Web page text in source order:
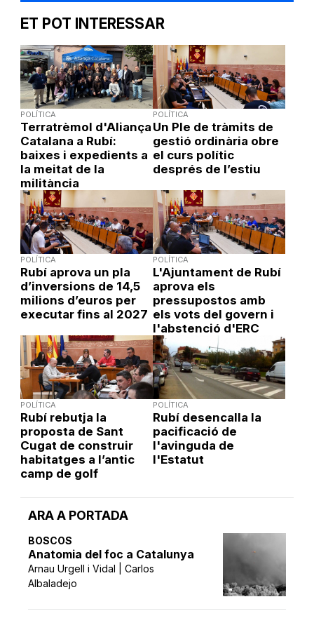
ARA A PORTADA
BOSCOS
Anatomia del foc a Catalunya
Arnau Urgell i Vidal | Carlos
Albaladejo
ET POT INTERESSAR
POLÍTICA
Terratrèmol d'Aliança
Catalana a Rubí:
baixes i expedients a
la meitat de la
militància
POLÍTICA
Un Ple de tràmits de
gestió ordinària obre
el curs polític
després de l’estiu
POLÍTICA
Rubí aprova un pla
d’inversions de 14,5
milions d’euros per
executar fins al 2027
POLÍTICA
L'Ajuntament de Rubí
aprova els
pressupostos amb
els vots del govern i
l'abstenció d'ERC
POLÍTICA
Rubí rebutja la
proposta de Sant
Cugat de construir
habitatges a l’antic
camp de golf
POLÍTICA
Rubí desencalla la
pacificació de
l'avinguda de
l'Estatut